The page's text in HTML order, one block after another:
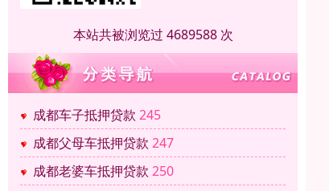
本站共被浏览过 4689588 次
成都车子抵押贷款 245
成都父母车抵押贷款 247
成都老婆车抵押贷款 250